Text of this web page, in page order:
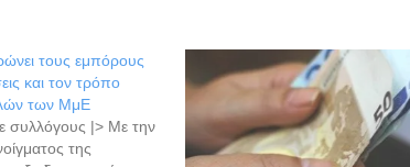
τους εμπόρους
και τον τρόπο
των ΜμΕ
συλλόγους |> Με την
της